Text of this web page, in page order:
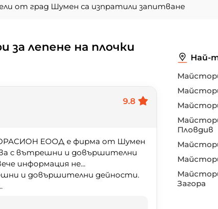
от град Шумен са изпратили запитване
лепене на плочки
9.8
ЕООД е фирма от Шумен
с вътрешни и довършителни
информация не...
и довършителни дейности.
Най-
Пловдив
Загора